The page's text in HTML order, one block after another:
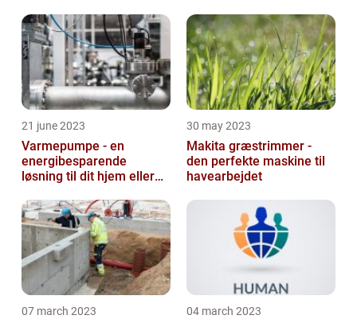
21 june 2023
Varmepumpe - en
energibesparende
løsning til dit hjem eller
30 may 2023
Makita græstrimmer -
den perfekte maskine til
havearbejdet
07 march 2023 04 march 2023